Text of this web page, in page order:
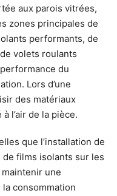
aux parois vitrées,
zones principales de
performants, de
volets roulants
du
Lors d’une
des matériaux
l’air de la pièce.
que l’installation de
de films isolants sur les
une
consommation